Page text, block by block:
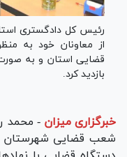
رئیس کل دادگستری
از معاونان خود به
قضایی استان و به
بازدید کرد.
خبرگزاری میزان - محمد
شعب قضایی شهرستان